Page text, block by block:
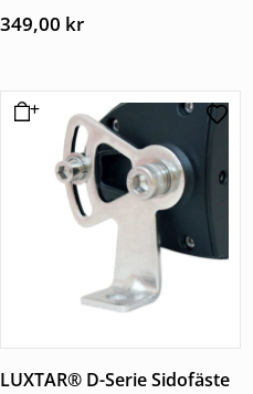
349,00 kr
LUXTAR® D-Serie Sidofäste